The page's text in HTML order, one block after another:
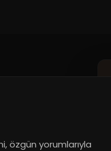
özgün yorumlarıyla